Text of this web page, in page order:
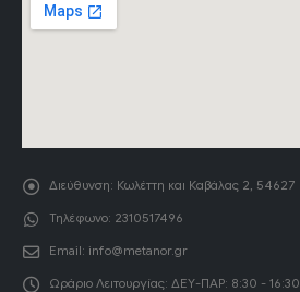
Διεύθυνση: Κωλέττη και Καβάλας 2, 54627
Τηλέφωνο: 2310517496
Email: info@metanor.gr
Ωράριο Λειτουργίας: ΔΕΥ-ΠΑΡ: 8:30 - 16:30